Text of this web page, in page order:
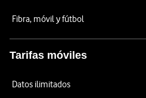
Fibra, móvil y fútbol
Tarifas móviles
Datos ilimitados